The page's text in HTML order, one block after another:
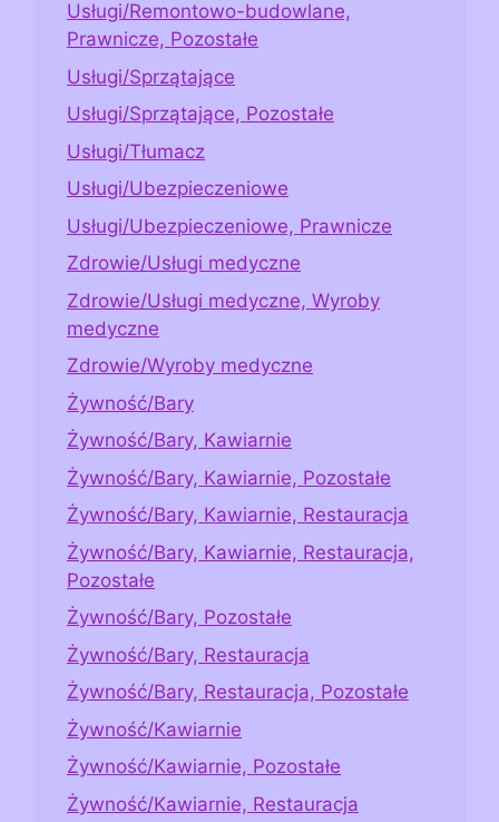
Usługi/Remontowo-budowlane,
Prawnicze, Pozostałe
Usługi/Sprzątające
Usługi/Sprzątające, Pozostałe
Usługi/Tłumacz
Usługi/Ubezpieczeniowe
Usługi/Ubezpieczeniowe, Prawnicze
Zdrowie/Usługi medyczne
Zdrowie/Usługi medyczne, Wyroby
medyczne
Zdrowie/Wyroby medyczne
Żywność/Bary
Żywność/Bary, Kawiarnie
Żywność/Bary, Kawiarnie, Pozostałe
Żywność/Bary, Kawiarnie, Restauracja
Żywność/Bary, Kawiarnie, Restauracja,
Pozostałe
Żywność/Bary, Pozostałe
Żywność/Bary, Restauracja
Żywność/Bary, Restauracja, Pozostałe
Żywność/Kawiarnie
Żywność/Kawiarnie, Pozostałe
Żywność/Kawiarnie, Restauracja